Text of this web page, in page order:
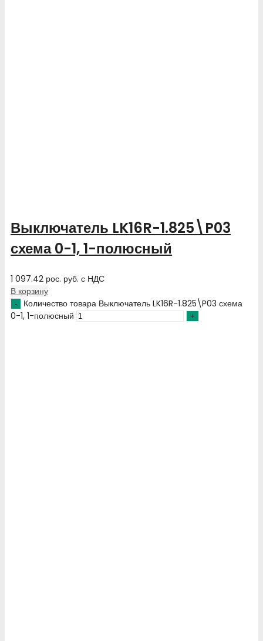
Выключатель LK16R-1.825\P03
схема 0-1, 1-полюсный
1 097.42 рос. руб. с НДС
В корзину
Количество товара Выключатель LK16R-1.825\P03 схема
0-1, 1-полюсный